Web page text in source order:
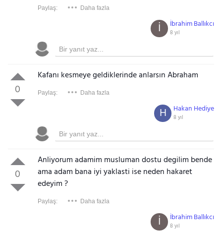
Paylaş: Daha fazla
İbrahim Ballıkcı
8 yıl
İ
0
Kafanı kesmeye geldiklerinde anlarsın Abraham
Paylaş: Daha fazla
Hakan Hediye
8 yıl
H
0
Anliyorum adamim musluman dostu degilim bende
ama adam bana iyi yaklasti ise neden hakaret
edeyim ?
Paylaş: Daha fazla
İbrahim Ballıkcı
8 yıl
İ